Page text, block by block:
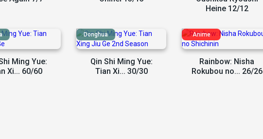
Heine 12/12
Ming Yue:
Xi... 60/60
Qin Shi Ming Yue:
Tian Xi... 30/30
Rainbow: Nisha
Rokubou no... 26/26